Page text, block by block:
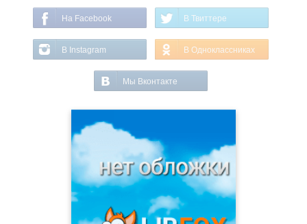
На Facebook В Твиттере
В Instagram В Одноклассниках
Мы Вконтакте